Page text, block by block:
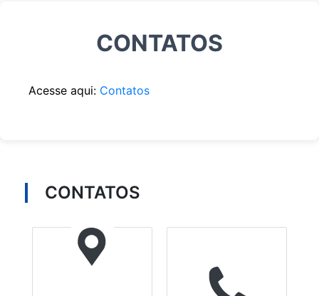
CONTATOS
Acesse aqui: Contatos
CONTATOS